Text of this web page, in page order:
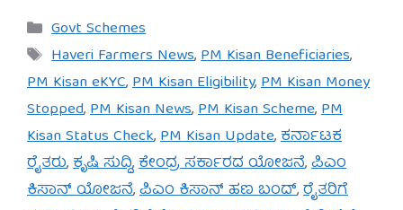
Categories
Govt Schemes
Tags
Haveri Farmers News,PM Kisan Beneficiaries,
PM Kisan eKYC,PM Kisan Eligibility,PM Kisan Money
Stopped,PM Kisan News,PM Kisan Scheme,PM
Kisan Status Check,PM Kisan Update,ಕರ್ನಾಟಕ
ರೈತರು,ಕೃಷಿ ಸುದ್ದಿ,ಕೇಂದ್ರ ಸರ್ಕಾರದ ಯೋಜನೆ,ಪಿಎಂ
ಕಿಸಾನ್ ಯೋಜನೆ,ಪಿಎಂ ಕಿಸಾನ್ ಹಣ ಬಂದ್,ರೈತರಿಗೆ